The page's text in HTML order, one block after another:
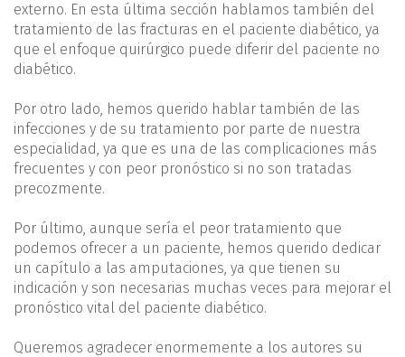
externo. En esta última sección hablamos también del
tratamiento de las fracturas en el paciente diabético, ya
que el enfoque quirúrgico puede diferir del paciente no
diabético.
Por otro lado, hemos querido hablar también de las
infecciones y de su tratamiento por parte de nuestra
especialidad, ya que es una de las complicaciones más
frecuentes y con peor pronóstico si no son tratadas
precozmente.
Por último, aunque sería el peor tratamiento que
podemos ofrecer a un paciente, hemos querido dedicar
un capítulo a las amputaciones, ya que tienen su
indicación y son necesarias muchas veces para mejorar el
pronóstico vital del paciente diabético.
Queremos agradecer enormemente a los autores su